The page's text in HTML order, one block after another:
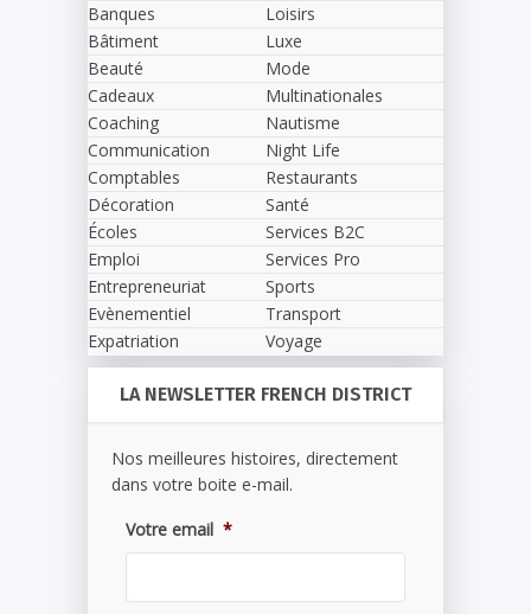
Banques
Bâtiment
Beauté
Cadeaux
Coaching
Communication
Comptables
Décoration
Écoles
Emploi
Entrepreneuriat
Evènementiel
Expatriation
Loisirs
Luxe
Mode
Multinationales
Nautisme
Night Life
Restaurants
Santé
Services B2C
Services Pro
Sports
Transport
Voyage
LA NEWSLETTER FRENCH DISTRICT
Nos meilleures histoires, directement
dans votre boite e-mail.
Votre email *